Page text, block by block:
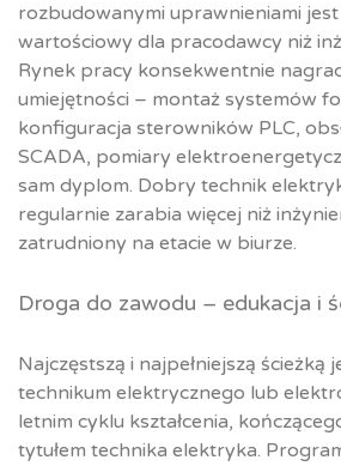
rozbudowanymi uprawnieniami
wartościowy dla pracodawcy niż
Rynek pracy konsekwentnie
umiejętności – montaż systemów
konfiguracja sterowników PLC,
SCADA, pomiary
sam dyplom. Dobry technik
regularnie zarabia więcej niż
zatrudniony na etacie w biurze.
Droga do zawodu – edukacja i
Najczęstszą i najpełniejszą ścieżką
technikum elektrycznego lub
letnim cyklu kształcenia,
tytułem technika elektryka.